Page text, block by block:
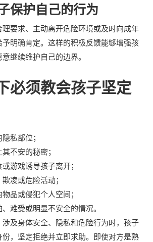
保护自己的行为
理要求、主动离开危险环境或及时向成年
予明确肯定。这样的积极反馈能够增强孩
继续维护自己的边界。
必须教会孩子坚定
私部位；
不安的秘密；
游戏诱导孩子离开；
凌或危险活动；
品或侵犯个人空间；
难受或明显不安全的情况。
及身体安全、隐私和危险行为时，孩子
，坚定拒绝并立即求助。即使对方是熟